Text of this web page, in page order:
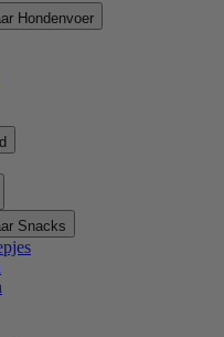
Hondenvoer
Snacks